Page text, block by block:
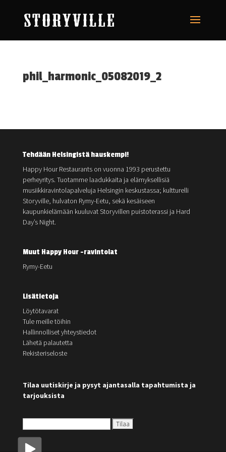
phil_harmonic_05082019_2
Tehdään Helsingistä hauskempi!
Happy Hour Restaurants on vuonna 1993 perustettu
perheyritys. Tuotamme laadukkaita ja elämyksellisiä
musiikkiravintolapalveluja Helsingin keskustassa; kultturelli
Storyville, hulvaton Rymy-Eetu, sekä kesäiseen
kaupunkielämään kuuluvat Storyvillen puistoterassi ja Hard
Day’s Night.
Muut Happy Hour -ravintolat
Rymy-Eetu
Lisätietoja
Löytötavarat
Tule meille töihin
Hallinnolliset yhteystiedot
Lähetä palautetta
Rekisteriseloste
Tilaa uutiskirje ja pysyt ajantasalla tapahtumista ja
tarjouksista